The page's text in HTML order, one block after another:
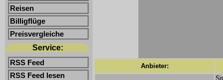
Reisen
Billigflüge
Preisvergleiche
Service:
RSS Feed
RSS Feed lesen
Anbieter: